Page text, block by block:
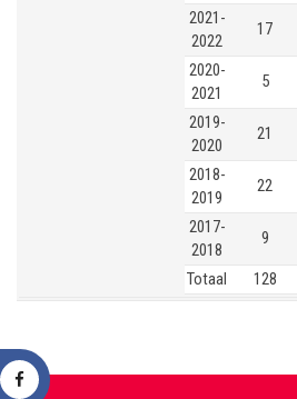
2021-
2022
17
2020-
2021
5
2019-
2020
21
2018-
2019
22
2017-
2018
9
Totaal 128